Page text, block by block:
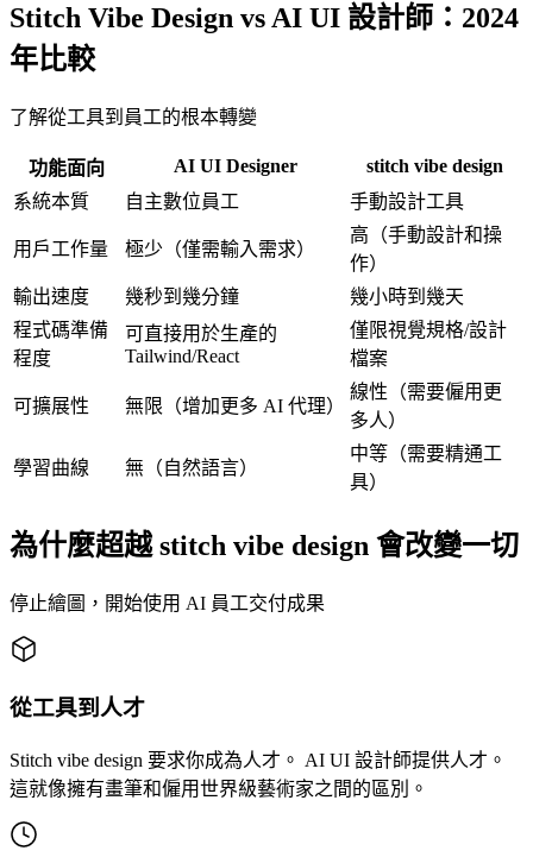
Stitch Vibe Design vs AI UI 設計師：2024
年比較
了解從工具到員工的根本轉變
功能面向 AI UI Designer
stitch vibe design
系統本質
自主數位員工 手動設計工具
用戶工作量 極少（僅需輸入需求）
高（手動設計和操
作）
輸出速度
幾秒到幾分鐘
幾小時到幾天
程式碼準備
程度
可直接用於生產的
Tailwind/React
僅限視覺規格/設計
檔案
可擴展性 無限（增加更多 AI 代理）
線性（需要僱用更
多人）
學習曲線 無（自然語言）
中等（需要精通工
具）
為什麼超越 stitch vibe design 會改變一切
停止繪圖，開始使用 AI 員工交付成果
從工具到人才
Stitch vibe design 要求你成為人才。 AI UI 設計師提供人才。
這就像擁有畫筆和僱用世界級藝術家之間的區別。